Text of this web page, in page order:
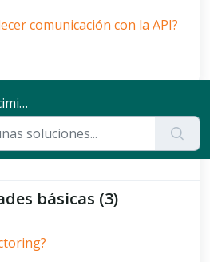
comunicación con la API?
Factoring +
básicas (3)